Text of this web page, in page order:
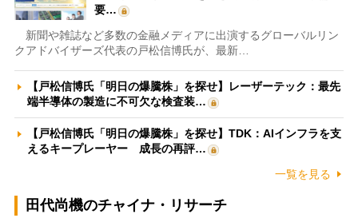
要…
新聞や雑誌など多数の金融メディアに出演するグローバルリン
クアドバイザーズ代表の戸松信博氏が、最新…
【戸松信博氏「明日の爆騰株」を探せ】レーザーテック：最先
端半導体の製造に不可欠な検査装…
【戸松信博氏「明日の爆騰株」を探せ】TDK：AIインフラを支
えるキープレーヤー 成長の再評…
一覧を見る
田代尚機のチャイナ・リサーチ